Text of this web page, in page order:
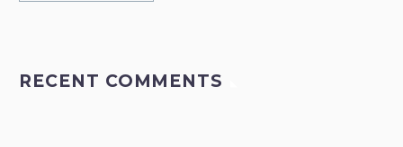
RECENT COMMENTS